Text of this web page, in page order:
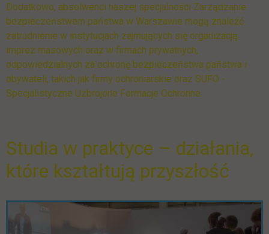
Dodatkowo, absolwenci naszej specjalności Zarządzanie
bezpieczeństwem państwa w Warszawie mogą znaleźć
zatrudnienie w instytucjach zajmujących się organizacją
imprez masowych oraz w firmach prywatnych,
odpowiedzialnych za ochronę bezpieczeństwa państwa i
obywateli, takich jak firmy ochroniarskie oraz SUFO -
Specjalistyczne Uzbrojone Formacje Ochronne​.
Studia w praktyce – działania,
które kształtują przyszłość
Pomiń galerię